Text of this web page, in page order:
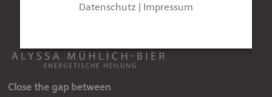
Close the gap between
Datenschutz | Impressum